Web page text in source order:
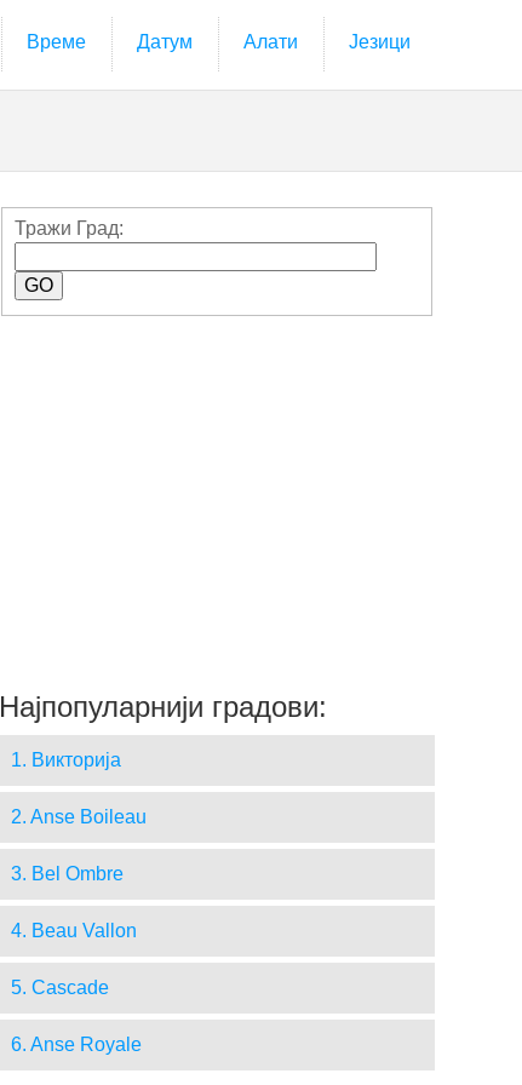
Време Датум Алати Језици
Тражи Град:
Најпопуларнији градови:
1. Викторија
2. Anse Boileau
3. Bel Ombre
4. Beau Vallon
5. Cascade
6. Anse Royale